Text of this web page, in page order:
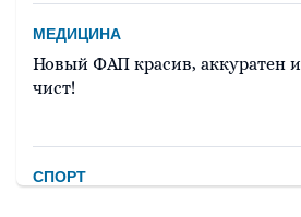
МЕДИЦИНА
Новый ФАП красив, аккуратен и
чист!
СПОРТ